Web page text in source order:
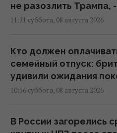
не разозлить Трампа, -
11:21 суббота, 08 августа 2026
Кто должен
семейный отпуск:
удивили ожидания
10:56 суббота, 08 августа 2026
В России загорелись